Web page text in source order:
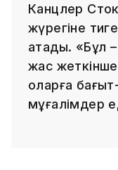
Канцлер
жүрегіне
атады. «Бұл
жас
оларға
мұғалімдер